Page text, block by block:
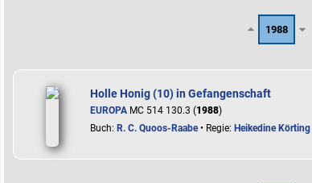
1988
Holle Honig (10) in Gefangenschaft
EUROPA MC 514 130.3 (1988)
Buch: R. C. Quoos-Raabe• Regie: Heikedine Körting